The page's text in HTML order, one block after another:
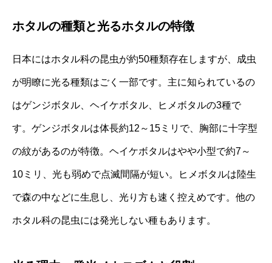
ホタルの種類と光るホタルの特徴
日本にはホタル科の昆虫が約50種類存在しますが、成虫
が明瞭に光る種類はごく一部です。主に知られているの
はゲンジボタル、ヘイケボタル、ヒメボタルの3種で
す。ゲンジボタルは体長約12～15ミリで、胸部に十字型
の紋があるのが特徴。ヘイケボタルはやや小型で約7～
10ミリ、光も弱めで点滅間隔が短い。ヒメボタルは陸生
で森の中などに生息し、光り方も速く控えめです。他の
ホタル科の昆虫には発光しない種もあります。